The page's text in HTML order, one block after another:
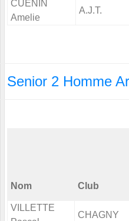
CUENIN
Amelie
A.J.T.
Senior 2 Homme
Nom Club
VILLETTE
CHAGNY